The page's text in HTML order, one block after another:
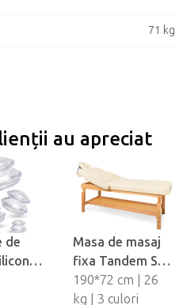
71 kg
au apreciat
de
- set,
Masa de masaj
fixa Tandem Spa
Luna V2
190*72 cm | 26
kg | 3 culori